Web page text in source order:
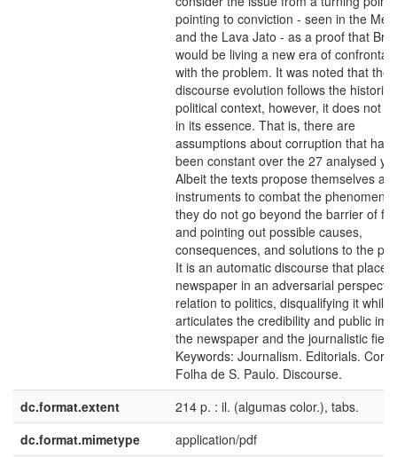
pointing to conviction - seen in the
and the Lava Jato - as a proof that
would be living a new era of
with the problem. It was noted that the
discourse evolution follows the
political context, however, it does not
in its essence. That is, there are
assumptions about corruption that have
been constant over the 27 analysed
Albeit the texts propose themselves as
instruments to combat the
they do not go beyond the barrier of
and pointing out possible causes,
consequences, and solutions to the
It is an automatic discourse that places
newspaper in an adversarial
relation to politics, disqualifying it while
articulates the credibility and public
the newspaper and the journalistic
Keywords: Journalism. Editorials.
Folha de S. Paulo. Discourse.
dc.format.extent
214 p. : il. (algumas color.), tabs.
dc.format.mimetype
application/pdf